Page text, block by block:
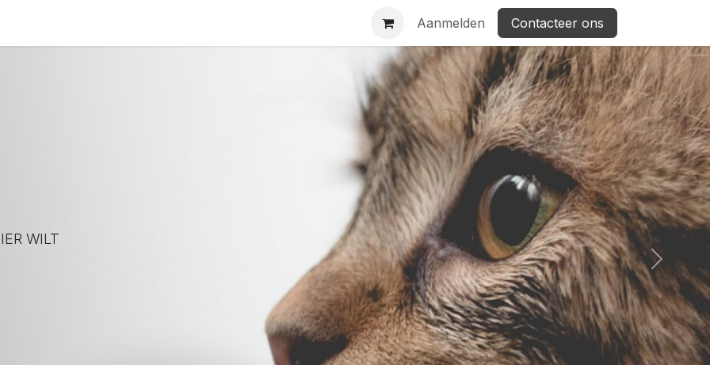
Aanmelden Contacteer ons
WILT
Suivant